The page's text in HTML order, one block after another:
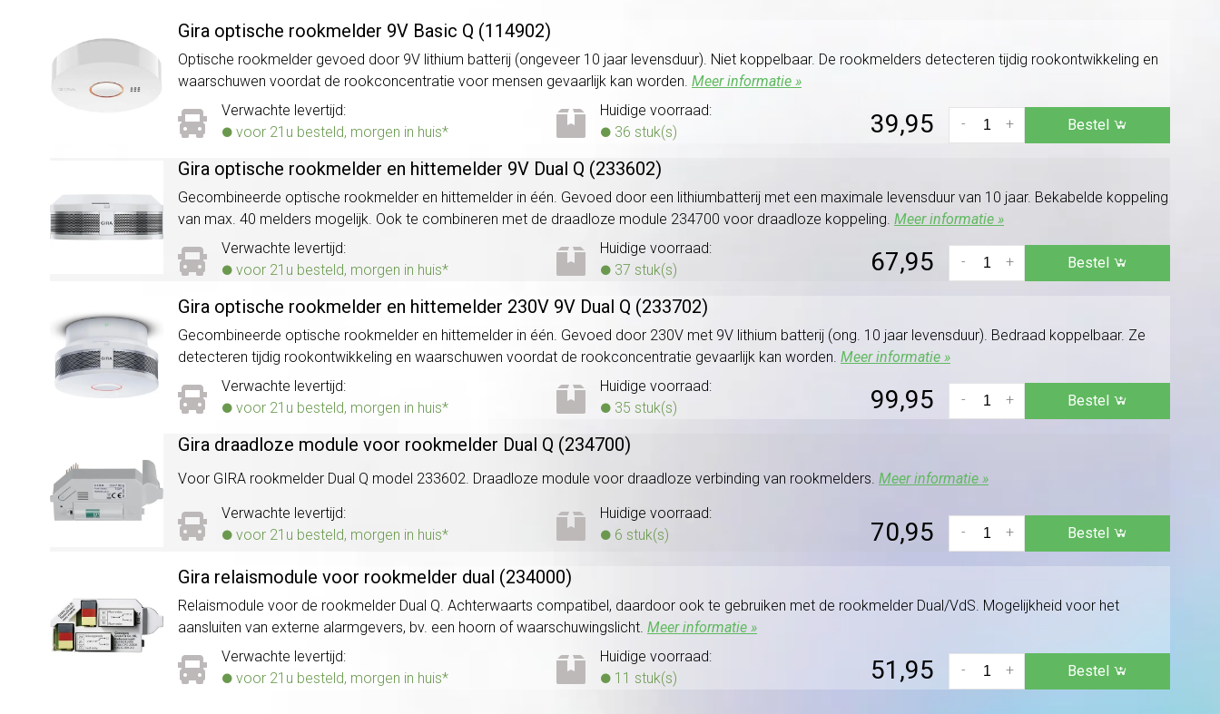
Gira optische rookmelder 9V Basic Q (114902)
Optische rookmelder gevoed door 9V lithium batterij (ongeveer 10 jaar levensduur). Niet koppelbaar. De rookmelders detecteren tijdig rookontwikkeling en
waarschuwen voordat de rookconcentratie voor mensen gevaarlijk kan worden. Meer informatie »
Verwachte levertijd:
voor 21u besteld, morgen in huis*
Huidige voorraad:
36 stuk(s)
39,95 +
- Bestel
Gira optische rookmelder en hittemelder 9V Dual Q (233602)
Gecombineerde optische rookmelder en hittemelder in één. Gevoed door een lithiumbatterij met een maximale levensduur van 10 jaar. Bekabelde koppeling
van max. 40 melders mogelijk. Ook te combineren met de draadloze module 234700 voor draadloze koppeling. Meer informatie »
Verwachte levertijd:
voor 21u besteld, morgen in huis*
Huidige voorraad:
37 stuk(s)
67,95 +
- Bestel
Gira optische rookmelder en hittemelder 230V 9V Dual Q (233702)
Gecombineerde optische rookmelder en hittemelder in één. Gevoed door 230V met 9V lithium batterij (ong. 10 jaar levensduur). Bedraad koppelbaar. Ze
detecteren tijdig rookontwikkeling en waarschuwen voordat de rookconcentratie gevaarlijk kan worden. Meer informatie »
Verwachte levertijd:
voor 21u besteld, morgen in huis*
Huidige voorraad:
35 stuk(s)
99,95 +
- Bestel
Gira draadloze module voor rookmelder Dual Q (234700)
Voor GIRA rookmelder Dual Q model 233602. Draadloze module voor draadloze verbinding van rookmelders. Meer informatie »
Verwachte levertijd:
voor 21u besteld, morgen in huis*
Huidige voorraad:
6 stuk(s)
70,95 +
- Bestel
Gira relaismodule voor rookmelder dual (234000)
Relaismodule voor de rookmelder Dual Q. Achterwaarts compatibel, daardoor ook te gebruiken met de rookmelder Dual/VdS. Mogelijkheid voor het
aansluiten van externe alarmgevers, bv. een hoorn of waarschuwingslicht. Meer informatie »
Verwachte levertijd:
voor 21u besteld, morgen in huis*
Huidige voorraad:
11 stuk(s)
51,95 +
- Bestel